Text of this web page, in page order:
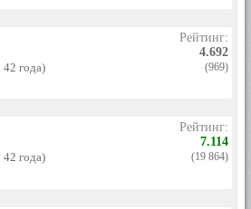
года)
Рейтинг:
4.692
(969)
года)
Рейтинг:
7.114
(19 864)